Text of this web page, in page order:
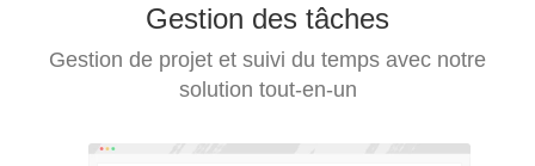
Gestion des tâches
Gestion de projet et suivi du temps avec notre
solution tout-en-un